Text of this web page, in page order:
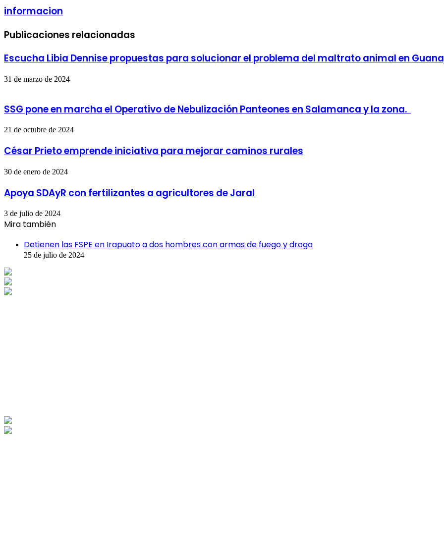
informacion
Publicaciones relacionadas
Escucha Libia Dennise propuestas para solucionar el problema del maltrato animal en
31 de marzo de 2024
SSG pone en marcha el Operativo de Nebulización Panteones en Salamanca y la zona.
21 de octubre de 2024
César Prieto emprende iniciativa para mejorar caminos rurales
30 de enero de 2024
Apoya SDAyR con fertilizantes a agricultores de Jaral
3 de julio de 2024
Mira también
Detienen las FSPE en Irapuato a dos hombres con armas de fuego y droga
25 de julio de 2024